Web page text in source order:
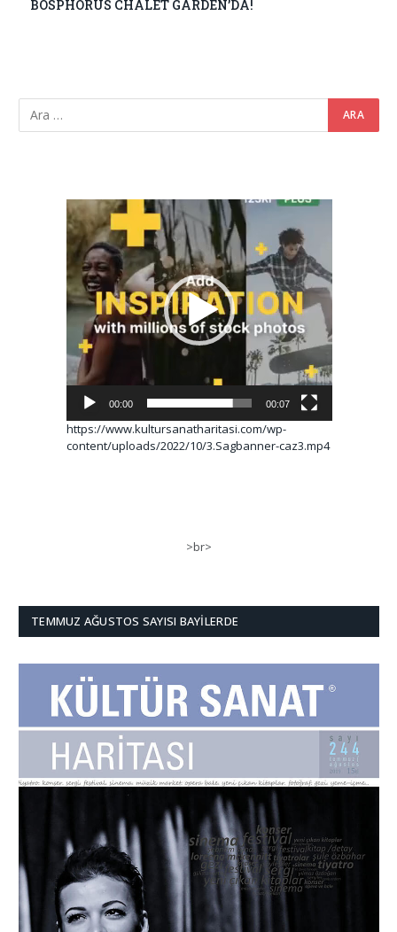
BOSPHORUS CHALET GARDEN’DA!
Video
oynatıcı
00:00 00:07
https://www.kultursanatharitasi.com/wp-
content/uploads/2022/10/3.Sagbanner-caz3.mp4
>br>
TEMMUZ AĞUSTOS SAYISI BAYILERDE